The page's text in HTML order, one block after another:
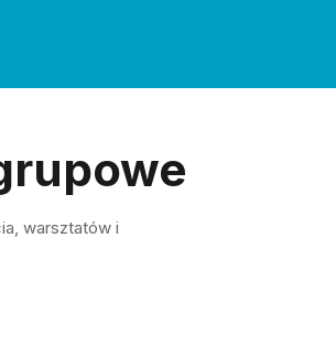
warsztatów i